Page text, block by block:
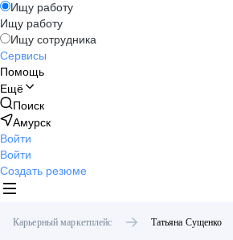
Ищу работу
Ищу работу
Ищу сотрудника
Сервисы
Помощь
Ещё
Поиск
Амурск
Войти
Войти
Создать резюме
Карьерный маркетплейс Татьяна Сущенко